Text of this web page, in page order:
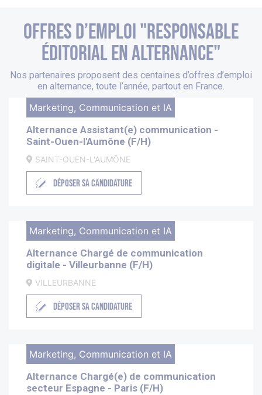
Offres d’emploi "Responsable
éditorial en alternance"
Nos partenaires proposent des centaines d’offres d’emploi
en alternance, toute l’année, partout en France.
Marketing, Communication et IA
Alternance Assistant(e) communication -
Saint-Ouen-l'Aumône (F/H)
SAINT-OUEN-L'AUMÔNE
DÉPOSER SA CANDIDATURE
Marketing, Communication et IA
Alternance Chargé de communication
digitale - Villeurbanne (F/H)
VILLEURBANNE
DÉPOSER SA CANDIDATURE
Marketing, Communication et IA
Alternance Chargé(e) de communication
secteur Espagne - Paris (F/H)